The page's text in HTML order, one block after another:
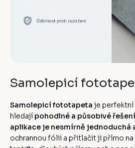
Samolepicí
Samolepicí fototapeta je perfektní
hledají pohodlné a působivé řešení
aplikace je nesmírně jednoduchá
ochrannou fólii a přitlačit ji přímo na